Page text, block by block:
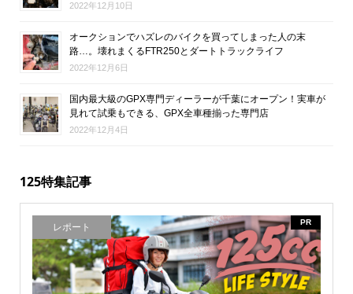
2022年12月10日
オークションでハズレのバイクを買ってしまった人の末
路…。壊れまくるFTR250とダートトラックライフ
2022年12月6日
国内最大級のGPX専門ディーラーが千葉にオープン！実車が
見れて試乗もできる、GPX全車種揃った専門店
2022年12月4日
125特集記事
レポート PR